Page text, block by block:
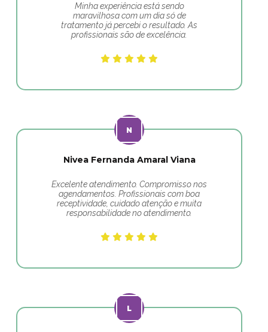
Minha experiência está sendo
maravilhosa com um dia só de
tratamento já percebi o resultado. As
profissionais são de excelência.
Nivea Fernanda Amaral Viana
Excelente atendimento. Compromisso nos
agendamentos. Profissionais com boa
receptividade, cuidado atenção e muita
responsabilidade no atendimento.